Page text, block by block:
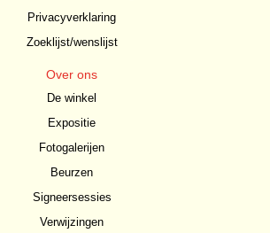
Privacyverklaring
Zoeklijst/wenslijst
Over ons
De winkel
Expositie
Fotogalerijen
Beurzen
Signeersessies
Verwijzingen